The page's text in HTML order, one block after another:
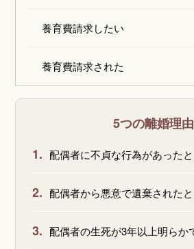
養育費請求したい
養育費請求された
5つの離婚理由
1. 配偶者に不貞な行為があったと
2. 配偶者から悪意で遺棄されたと
3. 配偶者の生死が3年以上明らか